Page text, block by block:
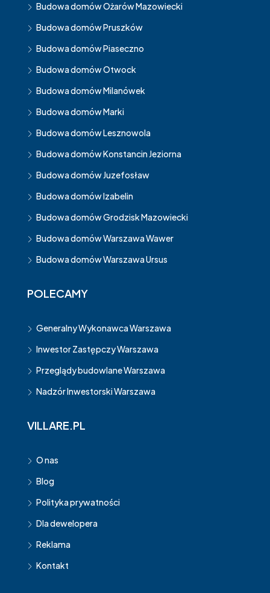
Budowa domów Ożarów Mazowiecki
Budowa domów Pruszków
Budowa domów Piaseczno
Budowa domów Otwock
Budowa domów Milanówek
Budowa domów Marki
Budowa domów Lesznowola
Budowa domów Konstancin Jeziorna
Budowa domów Juzefosław
Budowa domów Izabelin
Budowa domów Grodzisk Mazowiecki
Budowa domów Warszawa Wawer
Budowa domów Warszawa Ursus
POLECAMY
Generalny Wykonawca Warszawa
Inwestor Zastępczy Warszawa
Przeglądy budowlane Warszawa
Nadzór Inwestorski Warszawa
VILLARE.PL
O nas
Blog
Polityka prywatności
Dla dewelopera
Reklama
Kontakt